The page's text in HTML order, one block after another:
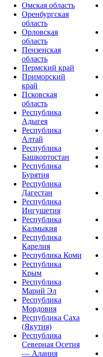
Омская область
Оренбургская
область
Орловская
область
Пензенская
область
Пермский край
Приморский
край
Псковская
область
Республика
Адыгея
Республика
Алтай
Республика
Башкортостан
Республика
Бурятия
Республика
Дагестан
Республика
Ингушетия
Республика
Калмыкия
Республика
Карелия
Республика Коми
Республика
Крым
Республика
Марий Эл
Республика
Мордовия
Республика Саха
(Якутия)
Республика
Северная Осетия
— Алания